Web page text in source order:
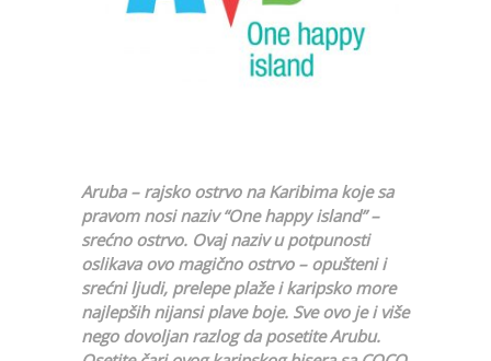
Aruba – rajsko ostrvo na Karibima koje sa
pravom nosi naziv “One happy island” –
srećno ostrvo. Ovaj naziv u potpunosti
oslikava ovo magično ostrvo – opušteni i
srećni ljudi, prelepe plaže i karipsko more
najlepših nijansi plave boje. Sve ovo je i više
nego dovoljan razlog da posetite Arubu.